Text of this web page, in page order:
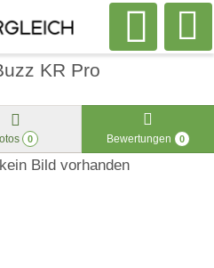
KR Pro
0 Bewertungen 0